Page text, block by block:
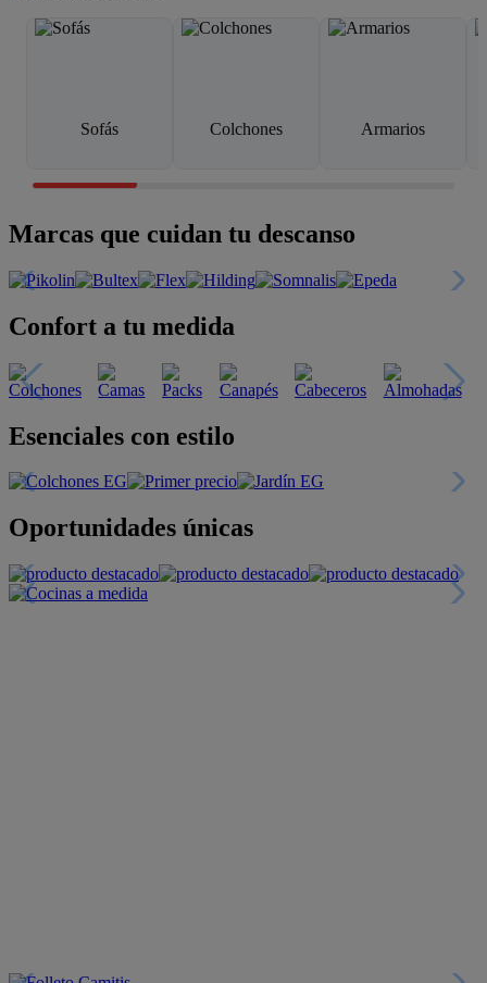
Sofás Colchones Armarios
Marcas que cuidan tu descanso
Confort a tu medida
Esenciales con estilo
Oportunidades únicas